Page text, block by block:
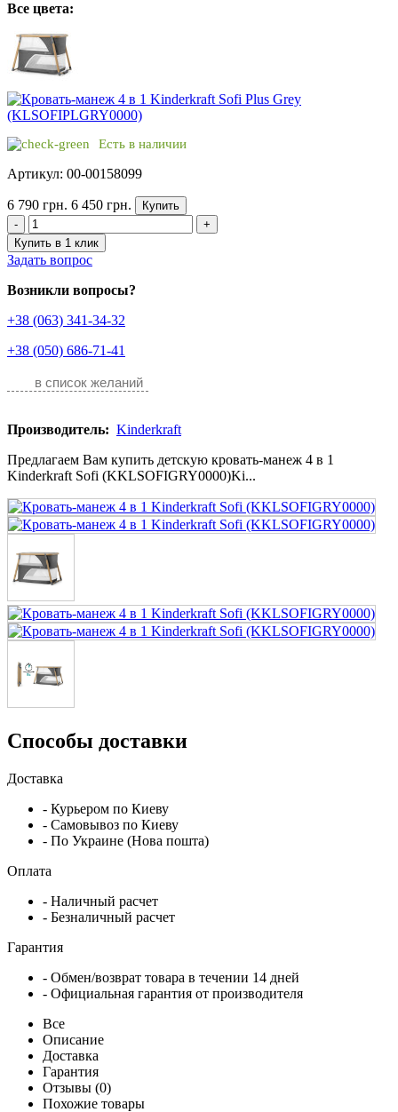
Все цвета:
Есть в наличии
Артикул: 00-00158099
6 790 грн. 6 450 грн.
Купить
-
+
Купить в 1 клик
Задать вопрос
Возникли вопросы?
+38 (063) 341-34-32
+38 (050) 686-71-41
в список желаний
Производитель: Kinderkraft
Предлагаем Вам купить детскую кровать-манеж 4 в 1
Kinderkraft Sofi (KKLSOFIGRY0000)Ki...
Способы доставки
Доставка
- Курьером по Киеву
- Самовывоз по Киеву
- По Украине (Нова пошта)
Оплата
- Наличный расчет
- Безналичный расчет
Гарантия
- Обмен/возврат товара в течении 14 дней
- Официальная гарантия от производителя
Все
Описание
Доставка
Гарантия
Отзывы (0)
Похожие товары